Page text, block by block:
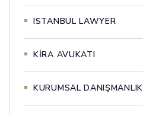
ISTANBUL LAWYER
KİRA AVUKATI
KURUMSAL DANIŞMANLIK